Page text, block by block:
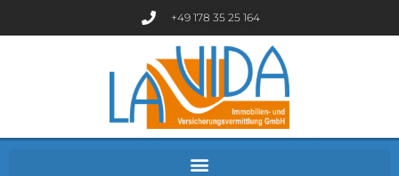
+49 178 35 25 164